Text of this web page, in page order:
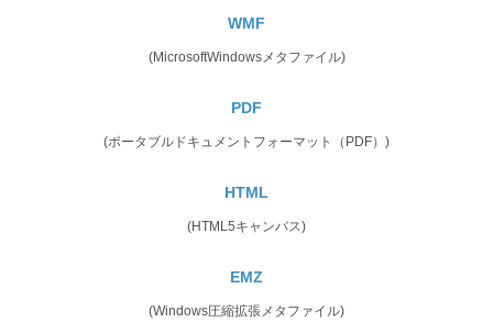
WMF
(MicrosoftWindowsメタファイル)
PDF
(ポータブルドキュメントフォーマット（PDF）)
HTML
(HTML5キャンバス)
EMZ
(Windows圧縮拡張メタファイル)